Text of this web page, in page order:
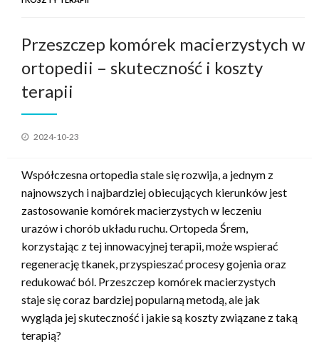
Przeszczep komórek macierzystych w
ortopedii – skuteczność i koszty
terapii
Opublikowane
2024-10-23
Współczesna ortopedia stale się rozwija, a jednym z
najnowszych i najbardziej obiecujących kierunków jest
zastosowanie komórek macierzystych w leczeniu
urazów i chorób układu ruchu. Ortopeda Śrem,
korzystając z tej innowacyjnej terapii, może wspierać
regenerację tkanek, przyspieszać procesy gojenia oraz
redukować ból. Przeszczep komórek macierzystych
staje się coraz bardziej popularną metodą, ale jak
wygląda jej skuteczność i jakie są koszty związane z taką
terapią?